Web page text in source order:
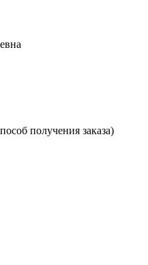
получения заказа)